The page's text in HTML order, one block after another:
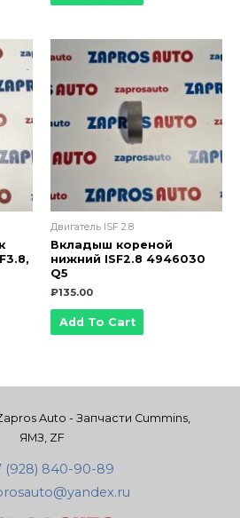
Двигатель ISF 2.8
Вкладыш кореной
нижний ISF2.8 4946030
Q5
₽135.00
Add To Cart
Auto - Запчасти Cummins,
ЯМЗ, ZF
(928) 840-90-89